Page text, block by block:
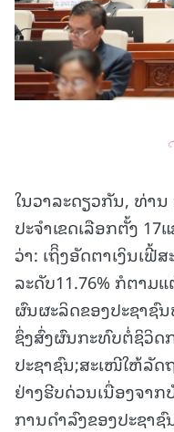
ໃນວາລະດຽວກັນ, ທ່າ
ປະຈຳເຂດເລືອກຕັ້ງ
ວ່າ: ເຖິິງອັດຕາເງິນເຟີ້
ລະດັບ11.76% ກໍຕາມ
ຜົນຜະລິດຂອງປະຊາຊົ
ຊຶ່ງສົ່ງຜົນກະທົບຕໍ່ຊິວິດ
ປະຊາຊົນ;ສະເໜີໃຫ້ລັດ
ຢ່າງຮີບດ່ວນເນື່ອງຈາ
ການດຳລົງຂອງປະຊາ